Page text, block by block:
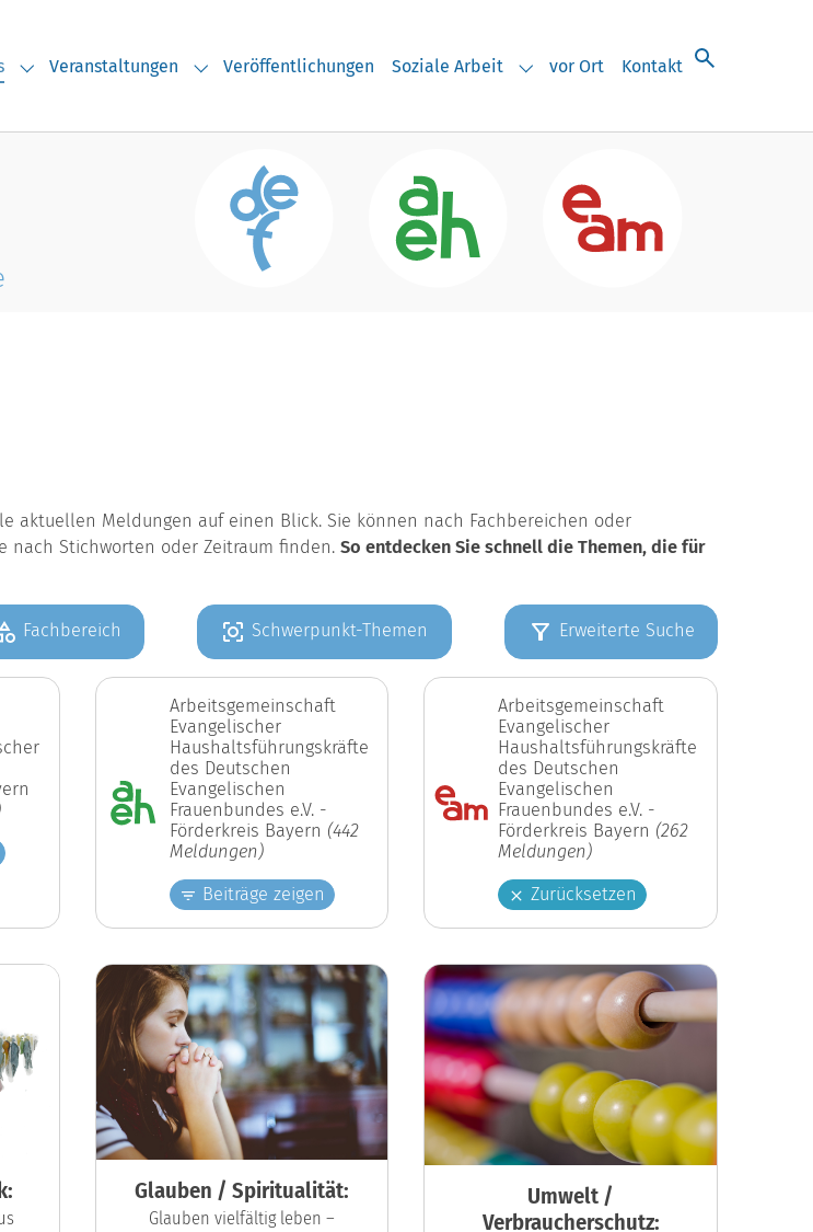
"Über uns"
(current)
Submenu for "Aktuelles"
Veranstaltungen
Submenu for "Veranstaltungen"
Veröffentlichungen Soziale Arbeit
Submenu for "Soziale Arbeit"
vor Ort Kontakt
aktuellen Meldungen auf einen Blick. Sie können nach Fachbereichen oder
nach Stichworten oder Zeitraum finden.So entdecken Sie schnell die Themen, die für
Fachbereich Schwerpunkt-Themen Erweiterte Suche
Arbeitsgemeinschaft
Evangelischer
Haushaltsführungskräfte
des Deutschen
Evangelischen
Frauenbundes e.V. -
Förderkreis Bayern (442
Meldungen)
Beiträge zeigen
Arbeitsgemeinschaft
Evangelischer
Haushaltsführungskräfte
des Deutschen
Evangelischen
Frauenbundes e.V. -
Förderkreis Bayern (262
Meldungen)
Zurücksetzen
Glauben / Spiritualität:
Glauben vielfältig leben –
Umwelt /
Verbraucherschutz: